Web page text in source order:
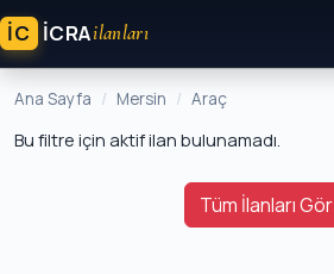
İC ICRAilanları
Ana Sayfa Mersin Araç
Bu filtre için aktif ilan bulunamadı.
Tüm İlanları Gör